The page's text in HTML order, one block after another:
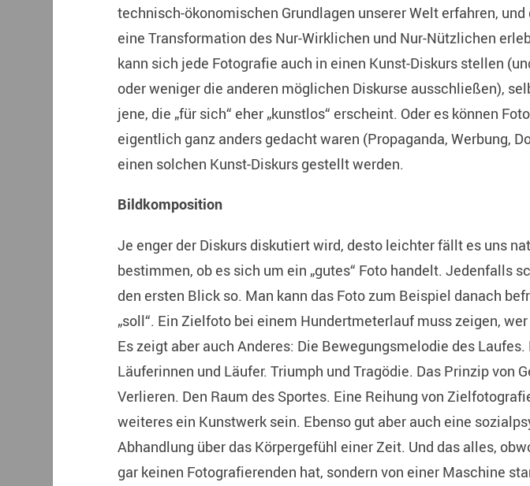
technisch-ökonomischen Grundlagen unserer Welt erfahren,
eine Transformation des Nur-Wirklichen und Nur-Nützlichen
kann sich jede Fotografie auch in einen Kunst-Diskurs stellen
oder weniger die anderen möglichen Diskurse ausschließen),
jene, die „für sich“ eher „kunstlos“ erscheint. Oder es können
eigentlich ganz anders gedacht waren (Propaganda, Werbung,
einen solchen Kunst-Diskurs gestellt werden.
Bildkomposition
Je enger der Diskurs diskutiert wird, desto leichter fällt es uns
bestimmen, ob es sich um ein „gutes“ Foto handelt. Jedenfalls
den ersten Blick so. Man kann das Foto zum Beispiel danach
„soll“. Ein Zielfoto bei einem Hundertmeterlauf muss zeigen,
Es zeigt aber auch Anderes: Die Bewegungsmelodie des
Läuferinnen und Läufer. Triumph und Tragödie. Das Prinzip von
Verlieren. Den Raum des Sportes. Eine Reihung von
weiteres ein Kunstwerk sein. Ebenso gut aber auch eine
Abhandlung über das Körpergefühl einer Zeit. Und das alles,
gar keinen Fotografierenden hat, sondern von einer Maschine